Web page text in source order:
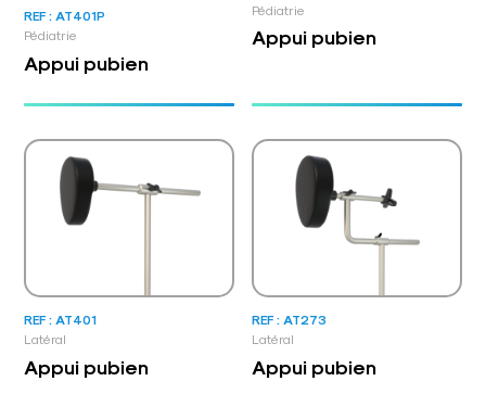
Pédiatrie
REF : AT401P
Appui pubien
Pédiatrie
Appui pubien
Latéral
REF : AT401
Appui pubien
Latéral
REF : AT273
Appui pubien